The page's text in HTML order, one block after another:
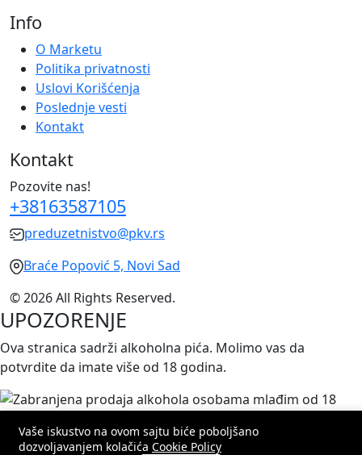
Info
O Marketu
Politika privatnosti
Uslovi Korišćenja
Poslednje vesti
Kontakt
Kontakt
Pozovite nas!
+38163587105
preduzetnistvo@pkv.rs
Braće Popović 5, Novi Sad
© 2026 All Rights Reserved.
UPOZORENJE
Ova stranica sadrži alkoholna pića. Molimo vas da
potvrdite da imate više od 18 godina.
⚠️ ZABRANJENA PRODAJA ALKOHOLNIH PIĆA OSOBAMA
Vaše iskustvo na ovom sajtu biće poboljšano
dozvoljavanjem kolačića Cookie Policy